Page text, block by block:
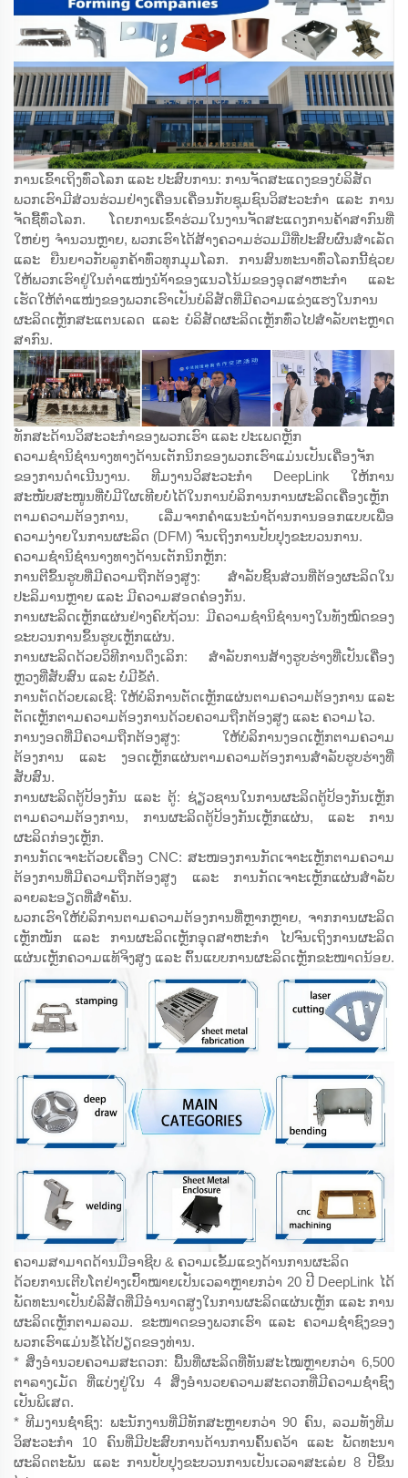
ການເຂົ້າເຖິງທົ່ວໂລກ ແລະ ປະສົບການ: ການຈັດສະແດງຂອງບໍລິສັດ
ພວກເຮົາມີສ່ວນຮ່ວມຢ່າງເຄື່ອນເຄື່ອນກັບຊຸມຊົນວິສະວະກຳ ແລະ ການ
ຈັດຊື້ທົ່ວໂລກ. ໂດຍການເຂົ້າຮ່ວມໃນງານຈັດສະແດງການຄ້າສາກົນທີ່
ໃຫຍ່ໆ ຈຳນວນຫຼາຍ, ພວກເຮົາໄດ້ສ້າງຄວາມຮ່ວມມືທີ່ປະສົບຜົນສຳເລັດ
ແລະ ຍືນຍາວກັບລູກຄ້າທົ່ວທຸກມຸມໂລກ. ການສົນທະນາທົ່ວໂລກນີ້ຊ່ວຍ
ໃຫ້ພວກເຮົາຢູ່ໃນຕຳແໜ່ງນຳ້້າຂອງແນວໂນ້ມຂອງອຸດສາຫະກຳ ແລະ
ເຮັດໃຫ້ຕຳແໜ່ງຂອງພວກເຮົາເປັນບໍລິສັດທີ່ມີຄວາມແຂ່ງແຮງໃນການ
ຜະລິດເຫຼັກສະແຕນເລດ ແລະ ບໍລິສັດຜະລິດເຫຼັກທົ່ວໄປສຳລັບຕະຫຼາດ
ສາກົນ.
ທັກສະດ້ານວິສະວະກຳຂອງພວກເຮົາ ແລະ ປະເພດຫຼັກ
ຄວາມຊຳນິຊຳນາງທາງດ້ານເຕັກນິກຂອງພວກເຮົາແມ່ນເປັນເຄື່ອງຈັກ
ຂອງການດຳເນີນງານ. ທີມງານວິສະວະກຳ DeepLink ໃຫ້ການ
ສະໜັບສະໜູນທີ່ບໍ່ມີໃຜເທີຍບໍ່ໄດ້ໃນການບໍລິການການຜະລິດເຄື່ອງເຫຼັກ
ຕາມຄວາມຕ້ອງການ, ເລີ່ມຈາກຄຳແນະນຳດ້ານການອອກແບບເພື່ອ
ຄວາມງ່າຍໃນການຜະລິດ (DFM) ຈົນເຖິງການປັບປຸງຂະບວນການ.
ຄວາມຊຳນິຊຳນາງທາງດ້ານເຕັກນິກຫຼັກ:
ການຕີຂຶ້ນຮູບທີ່ມີຄວາມຖືກຕ້ອງສູງ: ສຳລັບຊິ້ນສ່ວນທີ່ຕ້ອງຜະລິດໃນ
ປະລິມານຫຼາຍ ແລະ ມີຄວາມສອດຄ່ອງກັນ.
ການຜະລິດເຫຼັກແຜ່ນຢ່າງຄົບຖ້ວນ: ມີຄວາມຊຳນິຊຳນາງໃນທັງໝົດຂອງ
ຂະບວນການຂຶ້ນຮູບເຫຼັກແຜ່ນ.
ການຜະລິດດ້ວຍວິທີການດຶງເລິກ: ສຳລັບການສ້າງຮູບຮ່າງທີ່ເປັນເຄື່ອງ
ຫຼວງທີ່ສັບສົນ ແລະ ບໍ່ມີຂໍ້ຕໍ່.
ການຕັດດ້ວຍເລເຊີ: ໃຫ້ບໍລິການຕັດເຫຼັກແຜ່ນຕາມຄວາມຕ້ອງການ ແລະ
ຕັດເຫຼັກຕາມຄວາມຕ້ອງການດ້ວຍຄວາມຖືກຕ້ອງສູງ ແລະ ຄວາມໄວ.
ການງອດທີ່ມີຄວາມຖືກຕ້ອງສູງ: ໃຫ້ບໍລິການງອດເຫຼັກຕາມຄວາມ
ຕ້ອງການ ແລະ ງອດເຫຼັກແຜ່ນຕາມຄວາມຕ້ອງການສຳລັບຮູບຮ່າງທີ່
ສັບສົນ.
ການຜະລິດຕູ້ປ້ອງກັນ ແລະ ຕູ້: ຊ່ຽວຊານໃນການຜະລິດຕູ້ປ້ອງກັນເຫຼັກ
ຕາມຄວາມຕ້ອງການ, ການຜະລິດຕູ້ປ້ອງກັນເຫຼັກແຜ່ນ, ແລະ ການ
ຜະລິດກ່ອງເຫຼັກ.
ການກັດເຈາະດ້ວຍເຄື່ອງ CNC: ສະໜອງການກັດເຈາະເຫຼັກຕາມຄວາມ
ຕ້ອງການທີ່ມີຄວາມຖືກຕ້ອງສູງ ແລະ ການກັດເຈາະເຫຼັກແຜ່ນສຳລັບ
ລາຍລະອຽດທີ່ສຳຄັນ.
ພວກເຮົາໃຫ້ບໍລິການຕາມຄວາມຕ້ອງການທີ່ຫຼາກຫຼາຍ, ຈາກການຜະລິດ
ເຫຼັກໜັກ ແລະ ການຜະລິດເຫຼັກອຸດສາຫະກຳ ໄປຈົນເຖິງການຜະລິດ
ແຜ່ນເຫຼັກຄວາມແທ້ຈິງສູງ ແລະ ຕົ້ນແບບການຜະລິດເຫຼັກຂະໜາດນ້ອຍ.
ຄວາມສາມາດດ້ານມືອາຊີບ & ຄວາມເຂັ້ມແຂງດ້ານການຜະລິດ
ດ້ວຍການເຕີບໂຕຢ່າງເປົ້າໝາຍເປັນເວລາຫຼາຍກວ່າ 20 ປີ DeepLink ໄດ້
ພັດທະນາເປັນບໍລິສັດທີ່ມີອຳນາດສູງໃນການຜະລິດແຜ່ນເຫຼັກ ແລະ ການ
ຜະລິດເຫຼັກຕາມລວມ. ຂະໜາດຂອງພວກເຮົາ ແລະ ຄວາມຊ່ຳຊົງຂອງ
ພວກເຮົາແມ່ນຂໍ້ໄດ້ປຽດຂອງທ່ານ.
* ສິ່ງອຳນວຍຄວາມສະດວກ: ພື້ນທີ່ຜະລິດທີ່ທັນສະໄໝຫຼາຍກວ່າ 6,500
ຕາລາງເມັດ ທີ່ແບ່ງຢູ່ໃນ 4 ສິ່ງອຳນວຍຄວາມສະດວກທີ່ມີຄວາມຊ່ຳຊົງ
ເປັນພິເສດ.
* ທີມງານຊ່ຳຊົງ: ພະນັກງານທີ່ມີທັກສະຫຼາຍກວ່າ 90 ຄົນ, ລວມທັງທີມ
ວິສະວະກຳ 10 ຄົນທີ່ມີປະສົບການດ້ານການຄົ້ນຄວ້າ ແລະ ພັດທະນາ
ຜະລິດຕະພັນ ແລະ ການປັບປຸງຂະບວນການເປັນເວລາສະເລ່ຍ 8 ປີຂຶ້ນ